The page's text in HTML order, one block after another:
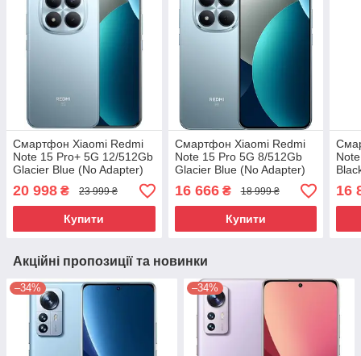
Смартфон Xiaomi Redmi
Note 15 Pro+ 5G 12/512Gb
Glacier Blue (No Adapter)
UA UCRF
20 998 ₴ 23 999 ₴
Купити
Смартфон Xiaomi Redmi
Note 15 Pro 5G 8/512Gb
Glacier Blue (No Adapter)
UA UCRF
16 666₴ 18 999 ₴
Купити
16
Акційні пропозиції та новинки
–34% –34%